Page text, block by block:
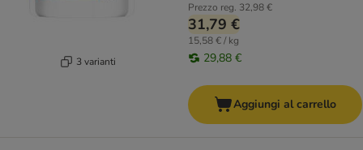
3 varianti
Prezzo reg. 32,98 €
31,79 €
15,58 € / kg
29,88 €
Aggiungi al carrello